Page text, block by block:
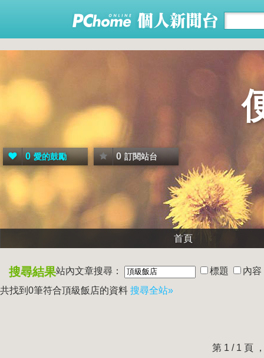
0 愛的鼓勵 0 訂閱站台
首頁
搜尋結果站內文章搜尋： 標題
內容
共找到0筆符合頂級飯店的資料 搜尋全站»
第 1 / 1